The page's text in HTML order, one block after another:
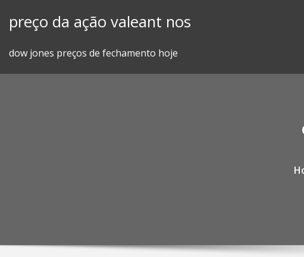
preço da ação valeant nos
dow jones preços de fechamento hoje